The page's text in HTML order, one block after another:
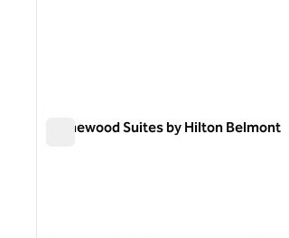
Homewood Suites by Hilton Belmont